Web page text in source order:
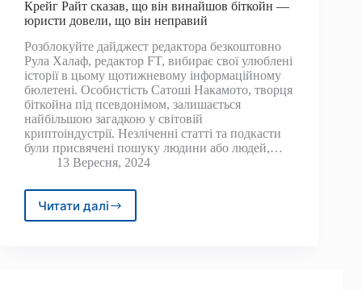
Крейг Райт сказав, що він винайшов біткойн —
юристи довели, що він неправий
Розблокуйте дайджест редактора безкоштовно
Рула Халаф, редактор FT, вибирає свої улюблені
історії в цьому щотижневому інформаційному
бюлетені. Особистість Сатоші Накамото, творця
біткойна під псевдонімом, залишається
найбільшою загадкою у світовій
криптоіндустрії. Незліченні статті та подкасти
були присвячені пошуку людини або людей,…
13 Вересня, 2024
Читати далі
Крейг